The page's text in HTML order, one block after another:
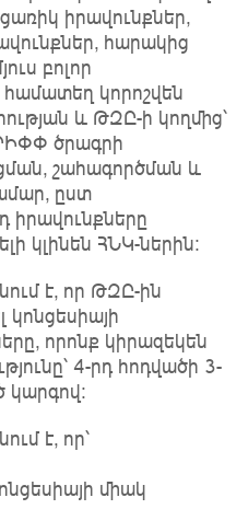
իրավունքներ,
հարակից
բոլոր
համատեղ կորոշվեն
և ԹԶԸ-ի կողմից՝
ծրագրի
շահագործման և
ըստ
իրավունքները
կլինեն ՀՆԿ-ներին։
է, որ ԹԶԸ-ին
կոնցեսիայի
որոնք կիրազեկեն
4-րդ հոդվածի 3-
կարգով:
է, որ՝
միակ